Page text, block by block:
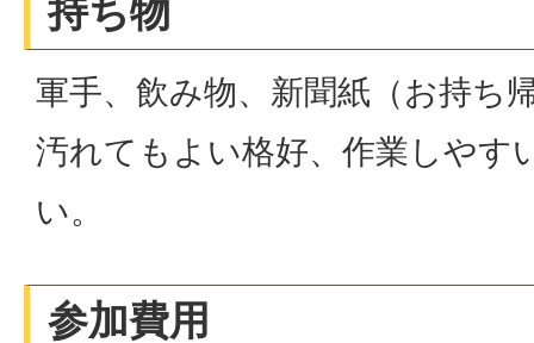
持ち物
軍手、飲み物、新聞紙（お持ち
汚れてもよい格好、作業しやす
い。
参加費用